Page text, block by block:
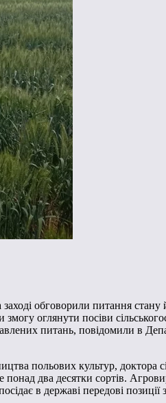
обговорили питання стану
оглянути посіви
питань, повідомили в
польових культур, доктора
два десятки сортів.
в державі передові позиції